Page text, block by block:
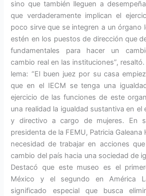
sino que también lleguen a
que verdaderamente implican el
poco sirve que se integren a un órgano
estén en los puestos de dirección que
fundamentales para hacer un
cambio real en las instituciones”,
lema: “El buen juez por su casa
que en el IECM se tenga una
ejercicio de las funciones de este
una realidad la igualdad sustantiva en el
y directivo a cargo de mujeres. En
presidenta de la FEMU, Patricia Galeana
necesidad de trabajar en acciones
cambio del país hacia una sociedad de
Destacó que este museo es el
México y el segundo en América
significado especial que busca